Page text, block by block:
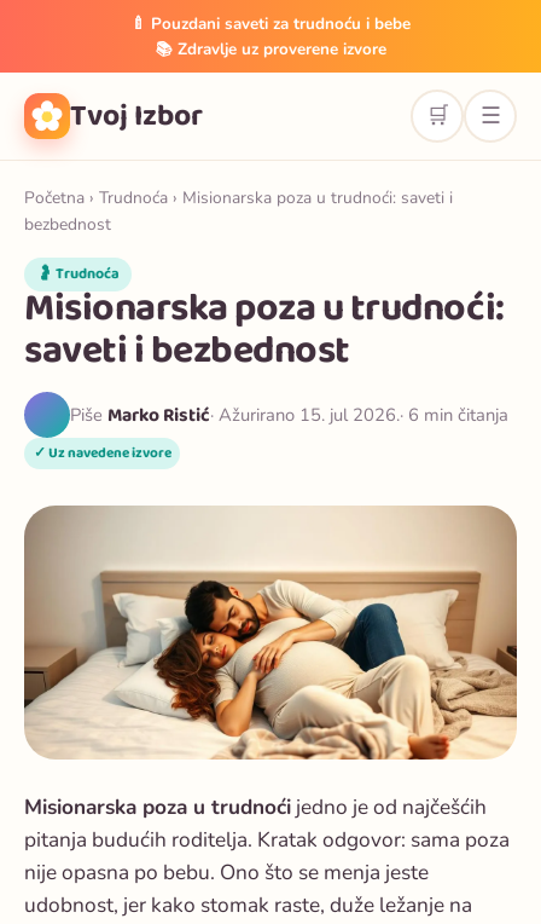
🍼 Pouzdani saveti za trudnoću i bebe
📚 Zdravlje uz proverene izvore
Tvoj Izbor 🛒 ☰
Početna › Trudnoća › Misionarska poza u trudnoći: saveti i
bezbednost
🤰 Trudnoća
Misionarska poza u trudnoći:
saveti i bezbednost
Piše Marko Ristić· Ažurirano 15. jul 2026.· 6 min čitanja
✓ Uz navedene izvore
Misionarska poza u trudnoći jedno je od najčešćih
pitanja budućih roditelja. Kratak odgovor: sama poza
nije opasna po bebu. Ono što se menja jeste
udobnost, jer kako stomak raste, duže ležanje na